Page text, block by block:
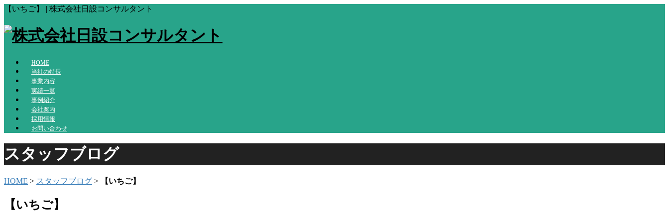
【いちご】 | 株式会社日設コンサルタント
HOME
当社の特長
事業内容
実績一覧
事例紹介
会社案内
採用情報
お問い合わせ
スタッフブログ
HOME > スタッフブログ > 【いちご】
【いちご】